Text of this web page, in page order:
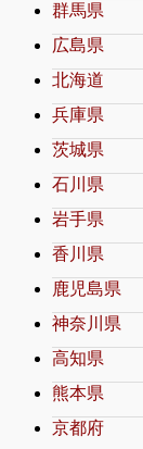
群馬県
広島県
北海道
兵庫県
茨城県
石川県
岩手県
香川県
鹿児島県
神奈川県
高知県
熊本県
京都府